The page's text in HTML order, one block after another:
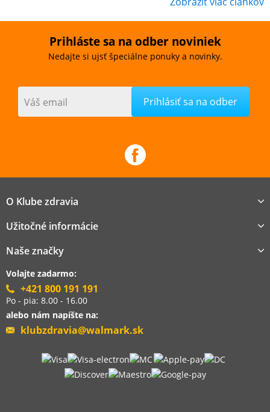
Prihláste sa na odber noviniek
Nedajte si ujsť špeciálne ponuky a novinky.
Váš email
O Klube zdravia
Užitočné informácie
Naše značky
Volajte zadarmo:
+421 800 191 191
Po - pia: 8.00 - 16.00
alebo nám napíšte na:
klubzdravia@walmark.sk